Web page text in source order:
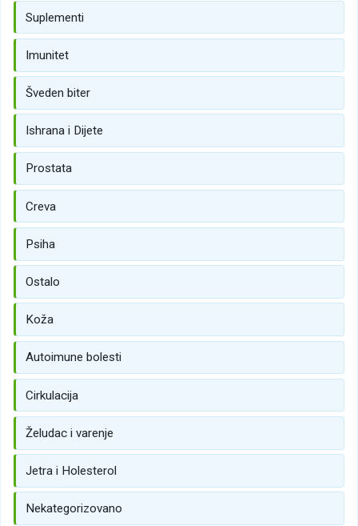
Suplementi
Imunitet
Šveden biter
Ishrana i Dijete
Prostata
Creva
Psiha
Ostalo
Koža
Autoimune bolesti
Cirkulacija
Želudac i varenje
Jetra i Holesterol
Nekategorizovano